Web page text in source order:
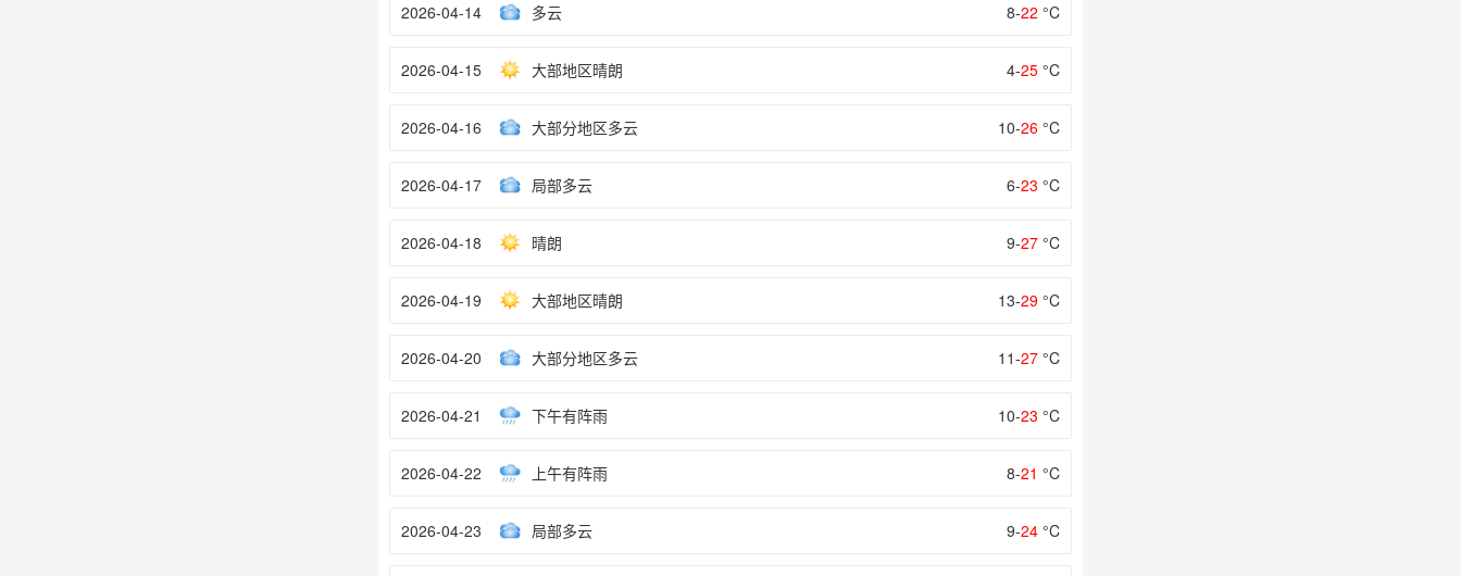
2026-04-14 多云 8-22 °C
2026-04-15 大部地区晴朗 4-25 °C
2026-04-16 大部分地区多云 10-26 °C
2026-04-17 局部多云 6-23 °C
2026-04-18 晴朗 9-27 °C
2026-04-19 大部地区晴朗 13-29 °C
2026-04-20 大部分地区多云 11-27 °C
2026-04-21 下午有阵雨 10-23 °C
2026-04-22 上午有阵雨 8-21 °C
2026-04-23 局部多云 9-24 °C